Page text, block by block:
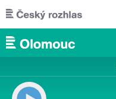
Přejít k hlavnímu obsahu